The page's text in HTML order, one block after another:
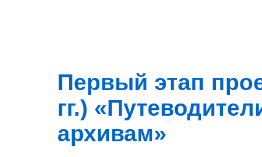
Первый этап
гг.)
архивам»